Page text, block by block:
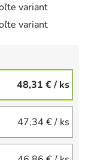
variant
variant
48,31 €/ ks
47,34 €/ ks